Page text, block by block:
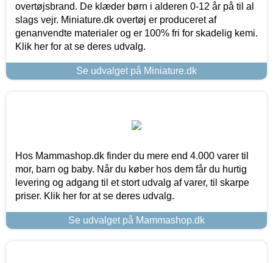
overtøjsbrand. De klæder børn i alderen 0-12 år på til al
slags vejr. Miniature.dk overtøj er produceret af
genanvendte materialer og er 100% fri for skadelig kemi.
Klik her for at se deres udvalg.
Se udvalget på Miniature.dk
Hos Mammashop.dk finder du mere end 4.000 varer til
mor, barn og baby. Når du køber hos dem får du hurtig
levering og adgang til et stort udvalg af varer, til skarpe
priser. Klik her for at se deres udvalg.
Se udvalget på Mammashop.dk